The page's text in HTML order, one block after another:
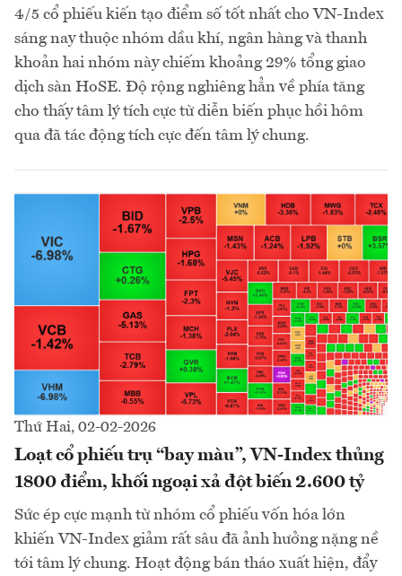
4/5 cổ phiếu kiến tạo điểm số tốt nhất cho VN-Index
sáng nay thuộc nhóm dầu khí, ngân hàng và thanh
khoản hai nhóm này chiếm khoảng 29% tổng giao
dịch sàn HoSE. Độ rộng nghiêng hẳn về phía tăng
cho thấy tâm lý tích cực từ diễn biến phục hồi hôm
qua đã tác động tích cực đến tâm lý chung.
Thứ Hai, 02-02-2026
Loạt cổ phiếu trụ “bay màu”, VN-Index thủng
1800 điểm, khối ngoại xả đột biến 2.600 tỷ
Sức ép cực mạnh từ nhóm cổ phiếu vốn hóa lớn
khiến VN-Index giảm rất sâu đã ảnh hưởng nặng nề
tới tâm lý chung. Hoạt động bán tháo xuất hiện, đẩy